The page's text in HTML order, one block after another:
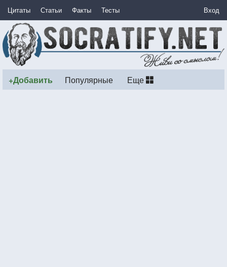
Цитаты Статьи Факты Тесты Вход
+Добавить Популярные Еще